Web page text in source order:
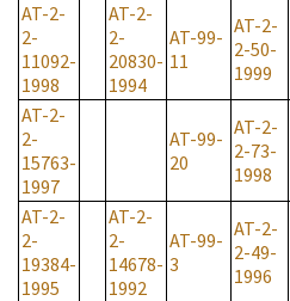
AT-2-
2-
11092-
1998
AT-2-
2-
20830-
1994
AT-99-
11
AT-2-
2-50-
1999
AT-2-
2-
15763-
1997
AT-99-
20
AT-2-
2-73-
1998
AT-2-
2-
19384-
1995
AT-2-
2-
14678-
1992
AT-99-
3
AT-2-
2-49-
1996